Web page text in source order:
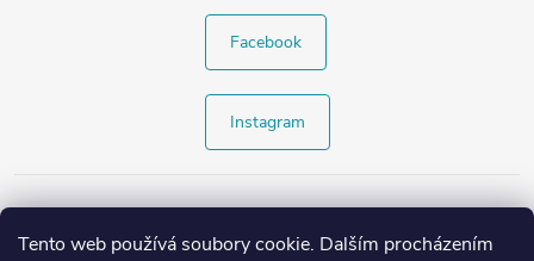
Tento web používá soubory cookie. Dalším procházením
Facebook
Instagram